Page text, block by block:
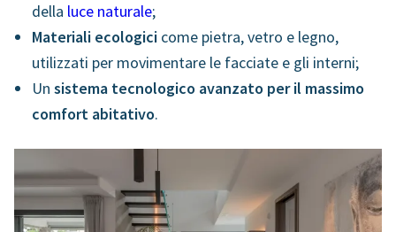
della luce naturale;
Materiali ecologici come pietra, vetro e legno,
utilizzati per movimentare le facciate e gli interni;
Un sistema tecnologico avanzato per il massimo
comfort abitativo.